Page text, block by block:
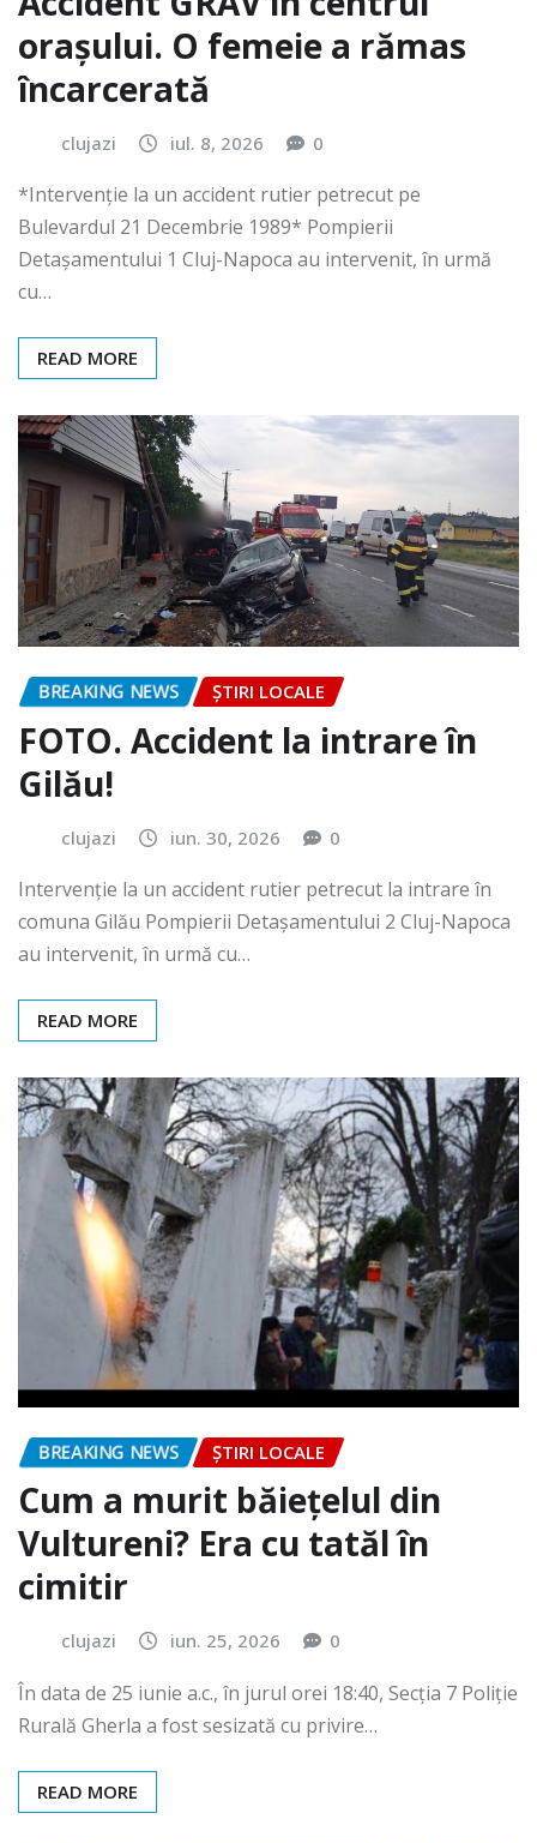
orașului. O femeie a rămas
încarcerată
clujazi iul. 8, 2026 0
*Intervenție la un accident rutier petrecut pe
Bulevardul 21 Decembrie 1989* Pompierii
Detașamentului 1 Cluj-Napoca au intervenit, în urmă
cu…
READ MORE
BREAKING NEWS ȘTIRI LOCALE
FOTO. Accident la intrare în
Gilău!
clujazi iun. 30, 2026 0
Intervenție la un accident rutier petrecut la intrare în
comuna Gilău Pompierii Detașamentului 2 Cluj-Napoca
au intervenit, în urmă cu…
READ MORE
BREAKING NEWS ȘTIRI LOCALE
Cum a murit băiețelul din
Vultureni? Era cu tatăl în
cimitir
clujazi iun. 25, 2026 0
În data de 25 iunie a.c., în jurul orei 18:40, Secția 7 Poliție
Rurală Gherla a fost sesizată cu privire…
READ MORE